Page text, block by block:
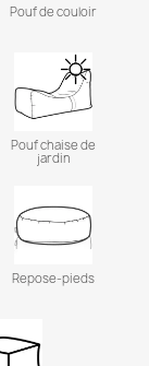
Pouf de couloir
Pouf chaise de
jardin
Repose-pieds